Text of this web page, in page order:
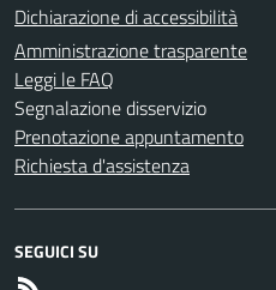
Dichiarazione di accessibilità
Amministrazione trasparente
Leggi le FAQ
Segnalazione disservizio
Prenotazione appuntamento
Richiesta d'assistenza
SEGUICI SU